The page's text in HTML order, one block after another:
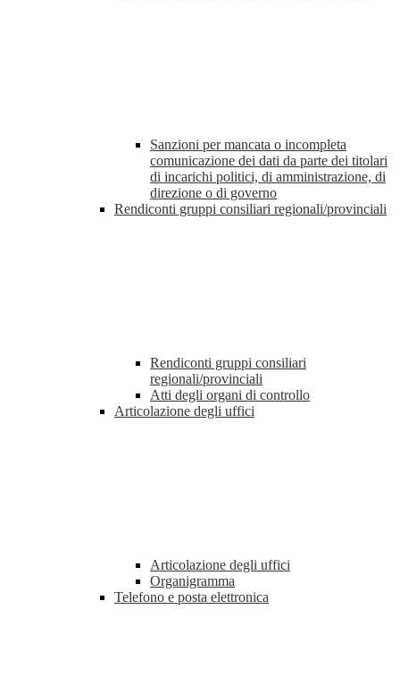
Sanzioni per mancata o incompleta
comunicazione dei dati da parte dei titolari
di incarichi politici, di amministrazione, di
direzione o di governo
Rendiconti gruppi consiliari regionali/provinciali
Rendiconti gruppi consiliari
regionali/provinciali
Atti degli organi di controllo
Articolazione degli uffici
Articolazione degli uffici
Organigramma
Telefono e posta elettronica